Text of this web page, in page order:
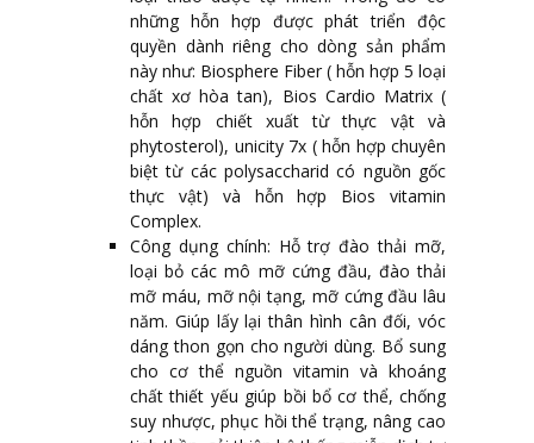
những hỗn hợp được phát triển độc
quyền dành riêng cho dòng sản phẩm
này như: Biosphere Fiber ( hỗn hợp 5 loại
chất xơ hòa tan), Bios Cardio Matrix (
hỗn hợp chiết xuất từ thực vật và
phytosterol), unicity 7x ( hỗn hợp chuyên
biệt từ các polysaccharid có nguồn gốc
thực vật) và hỗn hợp Bios vitamin
Complex.
Công dụng chính: Hỗ trợ đào thải mỡ,
loại bỏ các mô mỡ cứng đầu, đào thải
mỡ máu, mỡ nội tạng, mỡ cứng đầu lâu
năm. Giúp lấy lại thân hình cân đối, vóc
dáng thon gọn cho người dùng. Bổ sung
cho cơ thể nguồn vitamin và khoáng
chất thiết yếu giúp bồi bổ cơ thể, chống
suy nhược, phục hồi thể trạng, nâng cao